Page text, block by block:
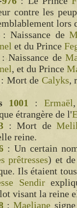
contre les
lors
: Naissance de
et du Prince
: Naissance de
, et du Prince
: Mort de Calyks,
1001 : Ermaël
étrangère de l'
: Mort de
reine.
: Un certain
prêtresses) et
Ils étaient
Sendir
visant la reine
:Maeliane